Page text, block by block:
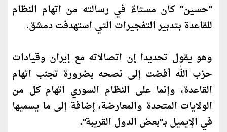
"حسين" كان مستاءً في رسالته من اتهام النظام
للقاعدة بتدبير التفجيرات التي استهدفت دمشق.
وهو يقول تحديدا إن اتصالاته مع إيران وقيادات
حزب الله أفضت إلى نصحه بضرورة تجنب اتهام
القاعدة، وإنما على النظام السوري اتهام كل من
الولايات المتحدة والمعارضة، إضافة إلى ما يسميها
في الإيميل بـ"بعض الدول القريبة".